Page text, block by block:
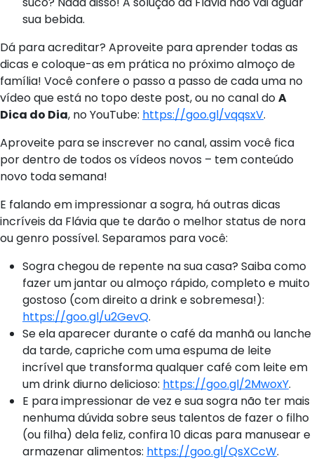
sua bebida.
Dá para acreditar? Aproveite para aprender todas as
dicas e coloque-as em prática no próximo almoço de
família! Você confere o passo a passo de cada uma no
vídeo que está no topo deste post, ou no canal doA
Dica do Dia, no YouTube: https://goo.gl/vqqsxV.
Aproveite para se inscrever no canal, assim você fica
por dentro de todos os vídeos novos – tem conteúdo
novo toda semana!
E falando em impressionar a sogra, há outras dicas
incríveis da Flávia que te darão o melhor status de nora
ou genro possível. Separamos para você:
Sogra chegou de repente na sua casa? Saiba como
fazer um jantar ou almoço rápido, completo e muito
gostoso (com direito a drink e sobremesa!):
https://goo.gl/u2GevQ.
Se ela aparecer durante o café da manhã ou lanche
da tarde, capriche com uma espuma de leite
incrível que transforma qualquer café com leite em
um drink diurno delicioso: https://goo.gl/2MwoxY.
E para impressionar de vez e sua sogra não ter mais
nenhuma dúvida sobre seus talentos de fazer o filho
(ou filha) dela feliz, confira 10 dicas para manusear e
armazenar alimentos: https://goo.gl/QsXCcW.